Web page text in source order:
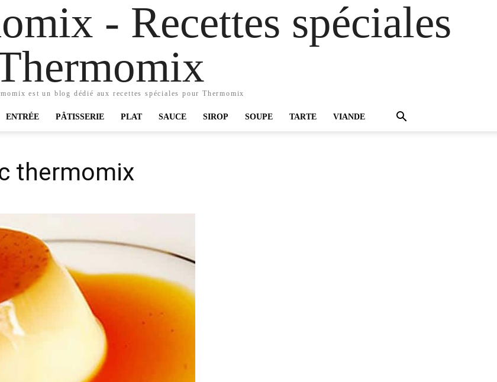
- Recettes spéciales
est un blog dédié aux recettes spéciales pour Thermomix
ENTRÉE PÂTISSERIE PLAT SAUCE SIROP SOUPE TARTE VIANDE
thermomix